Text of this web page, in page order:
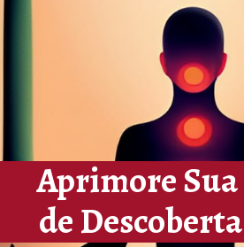
Aprimore
de